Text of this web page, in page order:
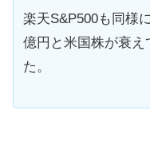
楽天S&P500も同様
億円と米国株が衰え
た。